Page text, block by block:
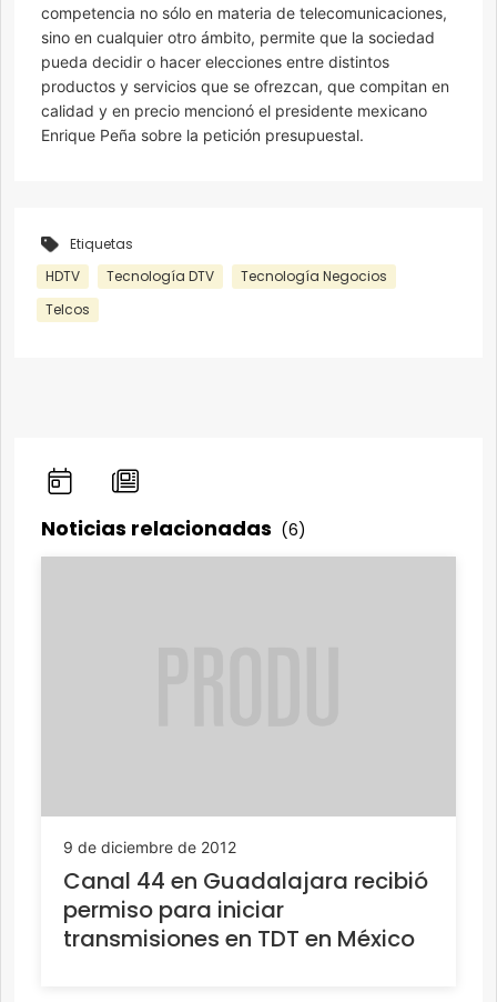
competencia no sólo en materia de telecomunicaciones,
sino en cualquier otro ámbito, permite que la sociedad
pueda decidir o hacer elecciones entre distintos
productos y servicios que se ofrezcan, que compitan en
calidad y en precio mencionó el presidente mexicano
Enrique Peña sobre la petición presupuestal.
Etiquetas
HDTV
Tecnología DTV
Tecnología Negocios
Telcos
Noticias relacionadas (6)
9 de diciembre de 2012
Canal 44 en Guadalajara recibió
permiso para iniciar
transmisiones en TDT en México